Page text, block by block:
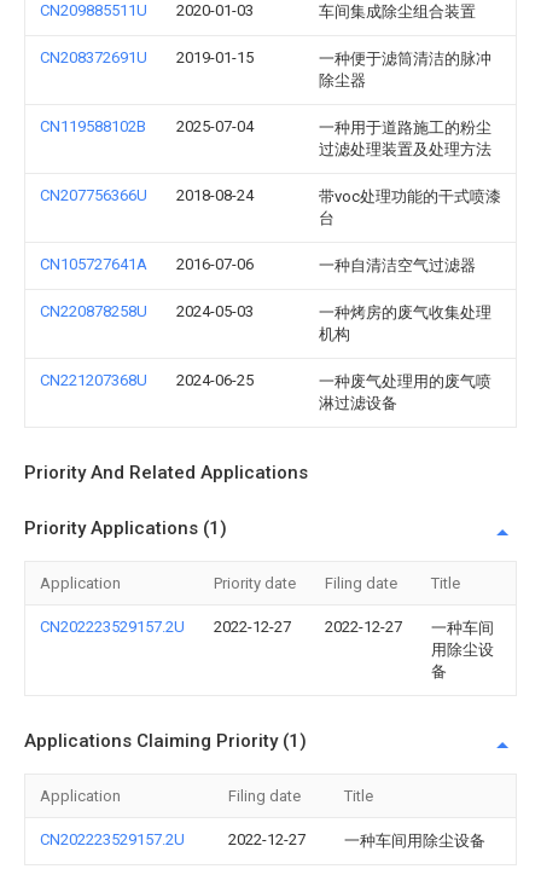
CN209885511U 2020-01-03 车间集成除尘组合装置
CN208372691U 2019-01-15
一种便于滤筒清洁的脉冲
除尘器
CN119588102B 2025-07-04
一种用于道路施工的粉尘
过滤处理装置及处理方法
CN207756366U 2018-08-24
带voc处理功能的干式喷漆
台
CN105727641A 2016-07-06 一种自清洁空气过滤器
CN220878258U 2024-05-03
一种烤房的废气收集处理
机构
CN221207368U 2024-06-25
一种废气处理用的废气喷
淋过滤设备
Priority And Related Applications
Priority Applications (1)
Application Priority date Filing date Title
CN202223529157.2U 2022-12-27 2022-12-27
一种车间
用除尘设
备
Applications Claiming Priority (1)
Application Filing date Title
CN202223529157.2U 2022-12-27 一种车间用除尘设备